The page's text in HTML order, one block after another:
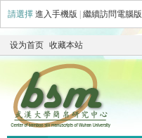
請選擇 進入手機版 繼續訪問電腦版
设为首页 收藏本站